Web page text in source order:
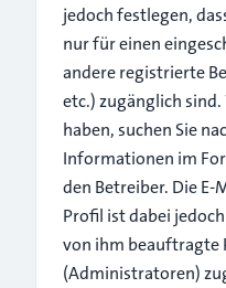
jedoch festlegen,
nur für einen
andere registrierte
etc.) zugänglich sind.
haben, suchen Sie
Informationen im
den Betreiber. Die E-
Profil ist dabei
von ihm beauftragte
(Administratoren)